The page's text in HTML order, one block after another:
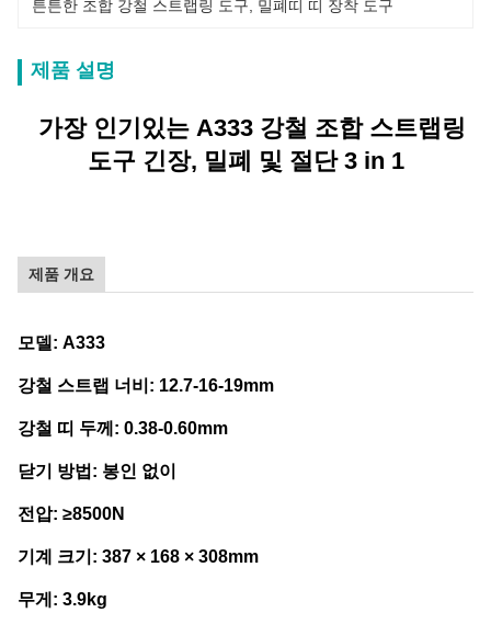
튼튼한 조합 강철 스트랩링 도구 밀폐띠 띠 장착 도구
제품 설명
가장 인기있는 A333 강철 조합 스트랩링
도구 긴장, 밀폐 및 절단 3 in 1
제품 개요
모델: A333
강철 스트랩 너비: 12.7-16-19mm
강철 띠 두께: 0.38-0.60mm
닫기 방법: 봉인 없이
전압: ≥8500N
기계 크기: 387 × 168 × 308mm
무게: 3.9kg